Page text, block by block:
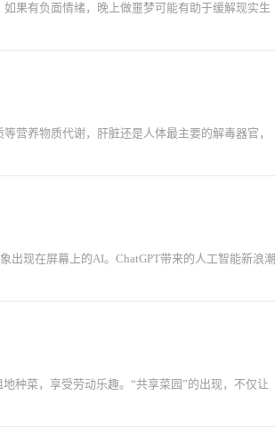
果有负面情绪，晚上做噩梦可能有助于缓解现实生
营养物质代谢，肝脏还是人体最主要的解毒器官，
出现在屏幕上的AI。ChatGPT带来的人工智能新浪潮
种菜，享受劳动乐趣。“共享菜园”的出现，不仅让